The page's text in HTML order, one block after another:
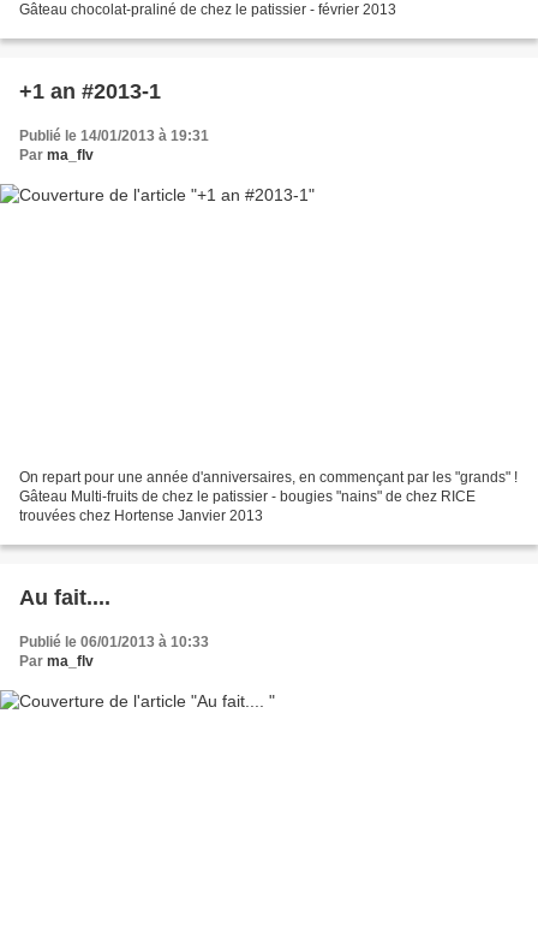
Gâteau chocolat-praliné de chez le patissier - février 2013
+1 an #2013-1
Publié le 14/01/2013 à 19:31
Par ma_flv
On repart pour une année d'anniversaires, en commençant par les "grands" !
Gâteau Multi-fruits de chez le patissier - bougies "nains" de chez RICE
trouvées chez Hortense Janvier 2013
Au fait....
Publié le 06/01/2013 à 10:33
Par ma_flv